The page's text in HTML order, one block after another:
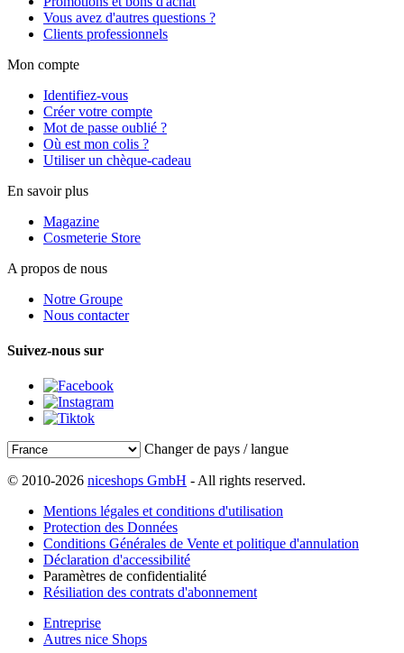
Vous avez d'autres questions ?
Clients professionnels
Mon compte
Identifiez-vous
Créer votre compte
Mot de passe oublié ?
Où est mon colis ?
Utiliser un chèque-cadeau
En savoir plus
Magazine
Cosmeterie Store
A propos de nous
Notre Groupe
Nous contacter
Suivez-nous sur
Changer de pays / langue
© 2010-2026 niceshops GmbH - All rights reserved.
Mentions légales et conditions d'utilisation
Protection des Données
Conditions Générales de Vente et politique d'annulation
Déclaration d'accessibilité
Paramètres de confidentialité
Résiliation des contrats d'abonnement
Entreprise
Autres nice Shops